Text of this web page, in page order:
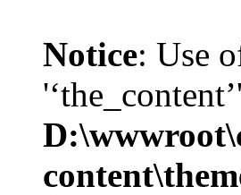
Notice: Use